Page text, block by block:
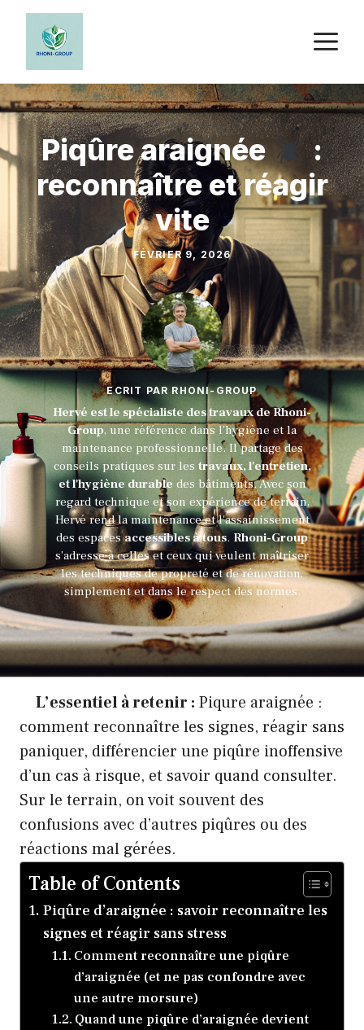
Aller
contenu
Piqûre araignée
:
reconnaître et réagir
vite
FÉVRIER 9, 2026
ECRIT PAR RHONI-GROUP
Hervé est le spécialiste des travaux de Rhoni-
Group, une référence dans l'hygiène et la
maintenance professionnelle. Il partage des
conseils pratiques sur les travaux, l'entretien,
et l'hygiène durable des bâtiments. Avec son
regard technique et son expérience de terrain,
Hervé rend la maintenance et l'assainissement
des espacesaccessibles à tous. Rhoni-Group
s’adresse à celles et ceux qui veulent maîtriser
les techniques de propreté et de rénovation,
simplement et dans le respect des normes.
L’essentiel à retenir : Piqure araignée :
comment reconnaître les signes, réagir sans
paniquer, différencier une piqûre inoffensive
d’un cas à risque, et savoir quand consulter.
Sur le terrain, on voit souvent des
confusions avec d’autres piqûres ou des
réactions mal gérées.
Table of Contents
Piqûre d’araignée : savoir reconnaître les
signes et réagir sans stress
Comment reconnaître une piqûre
d’araignée (et ne pas confondre avec
une autre morsure)
Quand une piqûre d’araignée devient